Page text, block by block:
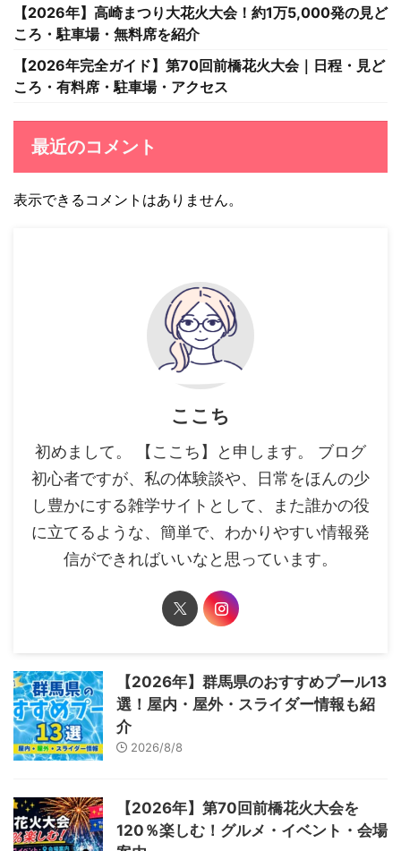
【2026年】高崎まつり大花火大会！約1万5,000発の見ど
ころ・駐車場・無料席を紹介
【2026年完全ガイド】第70回前橋花火大会｜日程・見ど
ころ・有料席・駐車場・アクセス
最近のコメント
表示できるコメントはありません。
ここち
初めまして。 【ここち】と申します。 ブログ
初心者ですが、私の体験談や、日常をほんの少
し豊かにする雑学サイトとして、また誰かの役
に立てるような、簡単で、わかりやすい情報発
信ができればいいなと思っています。
【2026年】群馬県のおすすめプール13
選！屋内・屋外・スライダー情報も紹
介
2026/8/8
【2026年】第70回前橋花火大会を
120％楽しむ！グルメ・イベント・会場